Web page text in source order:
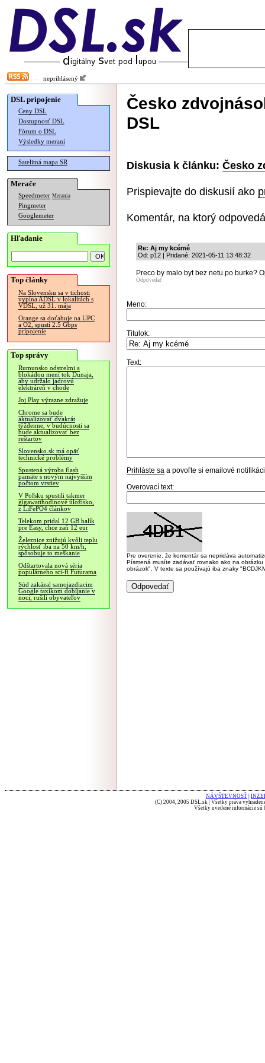
neprihlásený
DSL pripojenie
Ceny DSL
Dostupnosť DSL
Fórum o DSL
Výsledky meraní
Satelitná mapa SR
Merače
Speedmeter Merania
Pingmeter
Googlemeter
Hľadanie
Top články
Na Slovensku sa v tichosti
vypína ADSL v lokalitách s
VDSL, už 31. mája
Orange sa doťahuje na UPC
a O2, spustí 2.5 Gbps
pripojenie
Top správy
Rumunsko odstrelmi a
blokádou mení tok Dunaja,
aby udržalo jadrovú
elektráreň v chode
Joj Play výrazne zdražuje
Chrome sa bude
aktualizovať dvakrát
týždenne, v budúcnosti sa
bude aktualizovať bez
reštartov
Slovensko.sk má opäť
technické problémy
Spustená výroba flash
pamäte s novým najvyšším
počtom vrstiev
V Poľsku spustili takmer
gigawatthodinové úložisko,
z LiFePO4 článkov
Telekom pridal 12 GB balík
pre Easy, chce zaň 12 eur
Železnice znižujú kvôli teplu
rýchlosť iba na 50 km/h,
spôsobuje to meškanie
Odštartovala nová séria
populárneho sci-fi Futurama
Súd zakázal samojazdiacim
Google taxíkom dobíjanie v
noci, rušili obyvateľov
Česko
DSL
Diskusia k článku: Česko
Prispievajte do diskusií ako
Komentár, na ktorý
Re: Aj my kcémé
Od: p12 | Pridané: 2021-05-11 13:48:32
Preco by malo byt bez netu po burke?
Odpovedať
Meno:
Titulok:
Text:
Prihláste sa a povoľte si emailové
Overovací text:
Pre overenie, že komentár sa nepridáva
Písmená musíte zadávať rovnako ako na
obrázok". V texte sa používajú iba znaky
NÁVŠTEVNOSŤ
(C) 2004, 2005 DSL.sk | Všetky práva
Všetky uvedené informácie sú